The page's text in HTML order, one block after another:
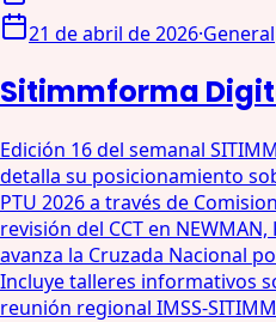
21 de abril de 2026·General
Sitimmforma
Edición 16 del semanal
detalla su posicionamiento
PTU 2026 a través de
revisión del CCT en NEWMAN,
avanza la Cruzada Nacional
Incluye talleres informativos
reunión regional IMSS-